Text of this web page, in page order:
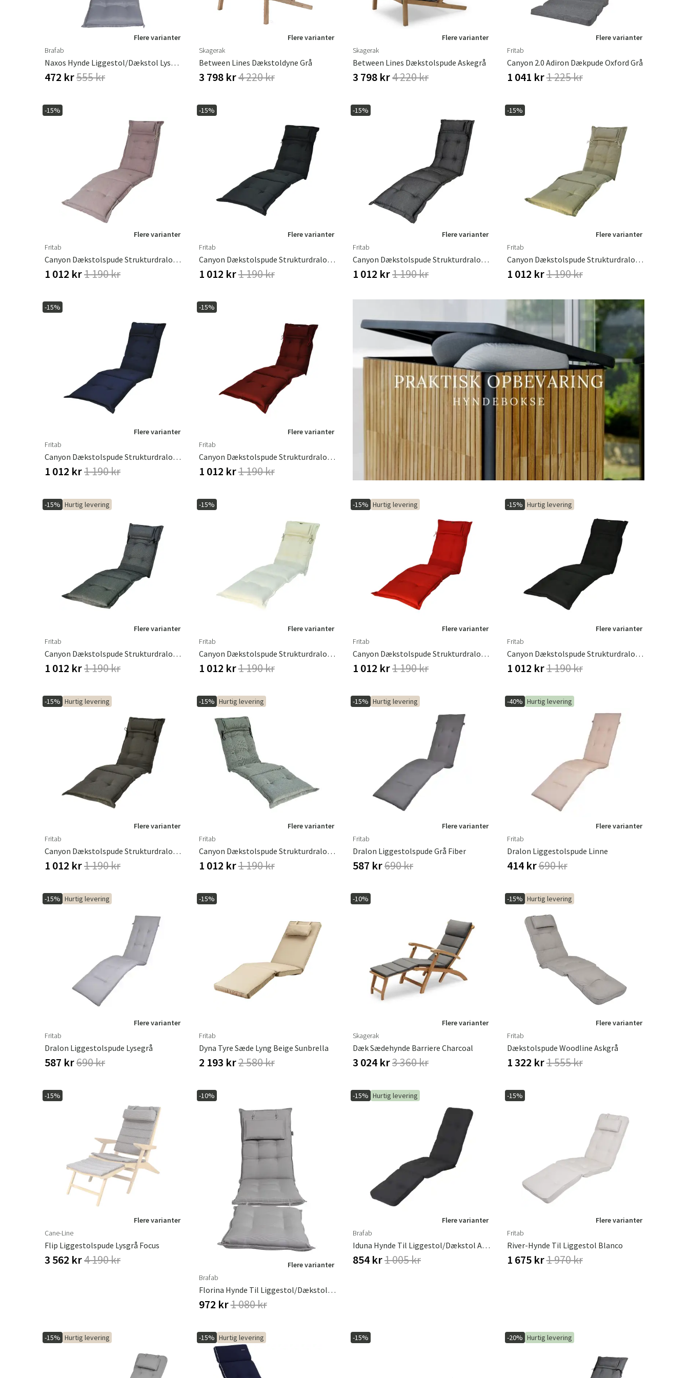
Danmark
Flere varianter
Brafab
Naxos Hynde Liggestol/Dækstol Lysegrå Brafab
472 kr555 kr
Flere varianter
Skagerak
Between Lines Dækstoldyne Grå
3 798 kr4 220 kr
Flere varianter
Skagerak
Between Lines Dækstolspude Askegrå
3 798 kr4 220 kr
Flere varianter
Fritab
Canyon 2.0 Adiron Dækpude Oxford Grå
1 041 kr1 225 kr
-15%
Flere varianter
Fritab
Canyon Dækstolspude Strukturdralon Antikrosa
1 012 kr1 190 kr
-15%
Flere varianter
Fritab
Canyon Dækstolspude Strukturdralon Antracitgrå
1 012 kr1 190 kr
-15%
Flere varianter
Fritab
Canyon Dækstolspude Strukturdralon Asfaltgrå
1 012 kr1 190 kr
-15%
Flere varianter
Fritab
Canyon Dækstolspude Strukturdralon Beige
1 012 kr1 190 kr
-15%
Flere varianter
Fritab
Canyon Dækstolspude Strukturdralon Blå
1 012 kr1 190 kr
-15%
Flere varianter
Fritab
Canyon Dækstolspude Strukturdralon Bordeaux
1 012 kr1 190 kr
-15% Hurtig levering
Flere varianter
Fritab
Canyon Dækstolspude Strukturdralon Granitgrå
1 012 kr1 190 kr
-15%
Flere varianter
Fritab
Canyon Dækstolspude Strukturdralon Offwhite
1 012 kr1 190 kr
-15% Hurtig levering
Flere varianter
Fritab
Canyon Dækstolspude Strukturdralon Rod
1 012 kr1 190 kr
-15% Hurtig levering
Flere varianter
Fritab
Canyon Dækstolspude Strukturdralon Sort
1 012 kr1 190 kr
-15% Hurtig levering
Flere varianter
Fritab
Canyon Dækstolspude Strukturdralon Taupe
1 012 kr1 190 kr
-15% Hurtig levering
Flere varianter
Fritab
Canyon Dækstolspude Strukturdralon Titangrå
1 012 kr1 190 kr
-15% Hurtig levering
Flere varianter
Fritab
Dralon Liggestolspude Grå Fiber
587 kr690 kr
-40% Hurtig levering
Flere varianter
Fritab
Dralon Liggestolspude Linne
414 kr690 kr
-15% Hurtig levering
Flere varianter
Fritab
Dralon Liggestolspude Lysegrå
587 kr690 kr
-15%
Fritab
Dyna Tyre Sæde Lyng Beige Sunbrella
2 193 kr2 580 kr
-10%
Flere varianter
Skagerak
Dæk Sædehynde Barriere Charcoal
3 024 kr3 360 kr
-15% Hurtig levering
Flere varianter
Fritab
Dækstolspude Woodline Askgrå
1 322 kr1 555 kr
-15%
Flere varianter
Cane-Line
Flip Liggestolspude Lysgrå Focus
3 562 kr4 190 kr
-10%
Flere varianter
Brafab
Florina Hynde Til Liggestol/Dækstol Grå Brafab
972 kr1 080 kr
-15% Hurtig levering
Flere varianter
Brafab
Iduna Hynde Til Liggestol/Dækstol Antracit Brafab
854 kr1 005 kr
-15%
Flere varianter
Fritab
River-Hynde Til Liggestol Blanco
1 675 kr1 970 kr
-15% Hurtig levering -15% Hurtig levering -15% -20% Hurtig levering